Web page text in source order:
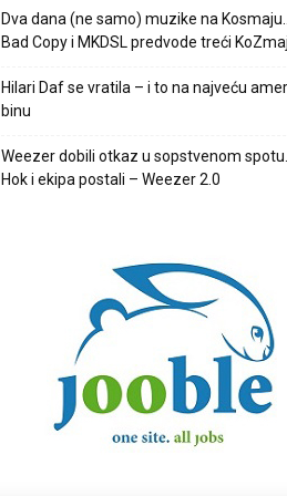
Dva dana (ne samo) muzike na
Bad Copy i MKDSL predvode treći
Hilari Daf se vratila – i to na najveću
binu
Weezer dobili otkaz u sopstvenom
Hok i ekipa postali – Weezer 2.0